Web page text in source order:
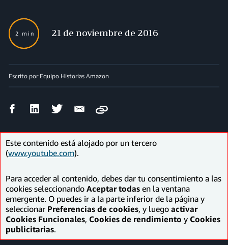
2 min 21 de noviembre de 2016
Escrito por Equipo Historias Amazon
CompartirCompartirCompartirCompartir
electrónico
Copy
Este contenido está alojado por un tercero
(www.youtube.com).
Para acceder al contenido, debes dar tu consentimiento a las
cookies seleccionando Aceptar todas en la ventana
emergente. O puedes ir a la parte inferior de la página y
seleccionar Preferencias de cookies, y luego activar
Cookies Funcionales, Cookies de rendimiento y Cookies
publicitarias.